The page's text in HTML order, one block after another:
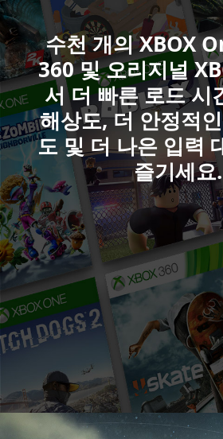
Forza
등
XBOX
Game
Pass
로
플
레
이
할
수
있
는
타
이
틀
을
묘
사
한
여
러
수천 개의 XBOX
360 및 오리지널
서 더 빠른 로드 시
해상도, 더 안정적
도 및 더 나은 입력
즐기세요.